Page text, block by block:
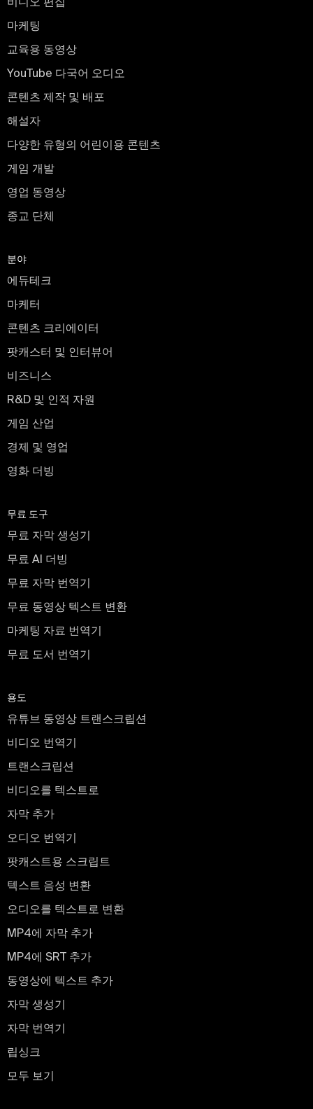
마케팅
교육용 동영상
YouTube 다국어 오디오
콘텐츠 제작 및 배포
해설자
다양한 유형의 어린이용 콘텐츠
게임 개발
영업 동영상
종교 단체
분야
에듀테크
마케터
콘텐츠 크리에이터
팟캐스터 및 인터뷰어
비즈니스
R&D 및 인적 자원
게임 산업
경제 및 영업
영화 더빙
무료 도구
무료 자막 생성기
무료 AI 더빙
무료 자막 번역기
무료 동영상 텍스트 변환
마케팅 자료 번역기
무료 도서 번역기
용도
유튜브 동영상 트랜스크립션
비디오 번역기
트랜스크립션
비디오를 텍스트로
자막 추가
오디오 번역기
팟캐스트용 스크립트
텍스트 음성 변환
오디오를 텍스트로 변환
MP4에 자막 추가
MP4에 SRT 추가
동영상에 텍스트 추가
자막 생성기
자막 번역기
립싱크
모두 보기